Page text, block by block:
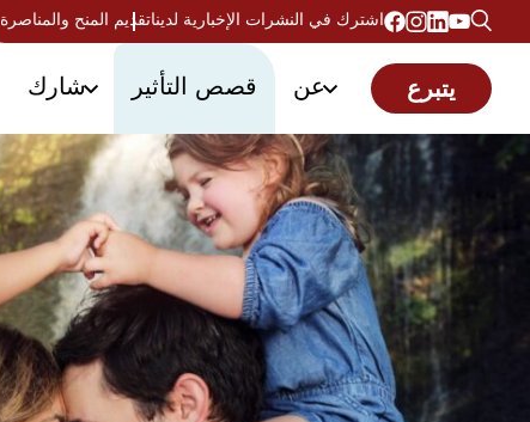
تقديم المنح والمناصرةاشترك في النشرات الإخبارية لدينا
شارك قصص التأثير عن يتبرع